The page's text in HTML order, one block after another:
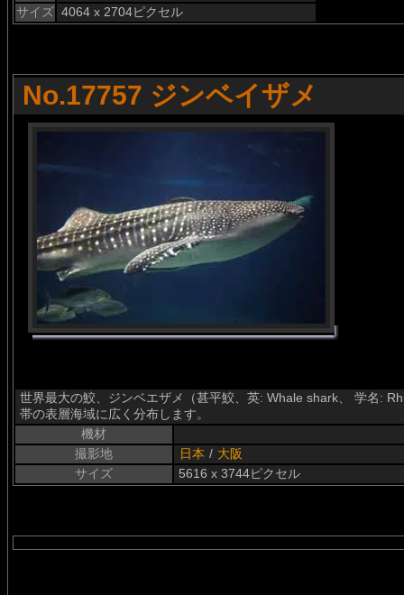
サイズ 4064 x 2704ピクセル
No.17757 ジンベイザメ
世界最大の鮫、ジンベエザメ（甚平鮫、英: Whale shark、 学名:
帯の表層海域に広く分布します。
機材
撮影地
日本 / 大阪
サイズ
5616 x 3744ピクセル